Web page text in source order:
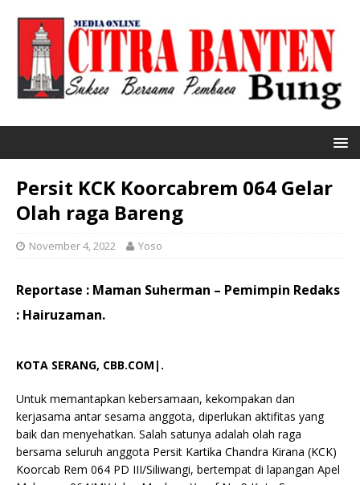
Persit KCK Koorcabrem 064 Gelar
Olah raga Bareng
November 4, 2022 Yoso
Reportase : Maman Suherman – Pemimpin Redaks
: Hairuzaman.
KOTA SERANG, CBB.COM|.
Untuk memantapkan kebersamaan, kekompakan dan
kerjasama antar sesama anggota, diperlukan aktifitas yang
baik dan menyehatkan. Salah satunya adalah olah raga
bersama seluruh anggota Persit Kartika Chandra Kirana (KCK)
Koorcab Rem 064 PD III/Siliwangi, bertempat di lapangan Apel